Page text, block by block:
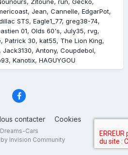
Jean Cannelle EdgarPot
STS Eagle1_77 greg38-74
01 Olds 60's July35 rvg
Patrick 30 kat55
The Lion King
Jack3130 Antony Coupdebol
Kanotix HAGUYGOU
contacter Cookies
Dreams-Cars
Invision Community